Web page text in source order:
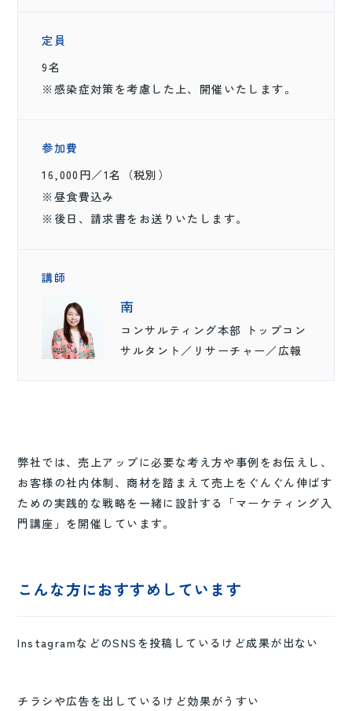
定員
9名
※感染症対策を考慮した上、開催いたします。
参加費
16,000円／1名（税別）
※昼食費込み
※後日、請求書をお送りいたします。
講師
南
コンサルティング本部 トップコン
サルタント／リサーチャー／広報
弊社では、売上アップに必要な考え方や事例をお伝えし、
お客様の社内体制、商材を踏まえて売上をぐんぐん伸ばす
ための実践的な戦略を一緒に設計する「マーケティング入
門講座」を開催しています。
こんな方におすすめしています
InstagramなどのSNSを投稿しているけど成果が出ない
チラシや広告を出しているけど効果がうすい